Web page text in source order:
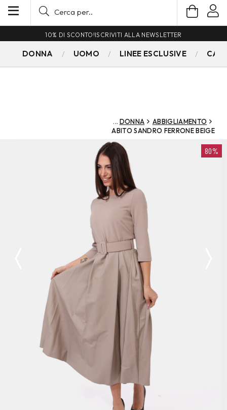
10% DI SCONTO!ISCRIVITI ALLA NEWSLETTER
DONNA UOMO LINEE ESCLUSIVE
DONNA
ABBIGLIAMENTO
ABITO SANDRO FERRONE BEIGE
80%